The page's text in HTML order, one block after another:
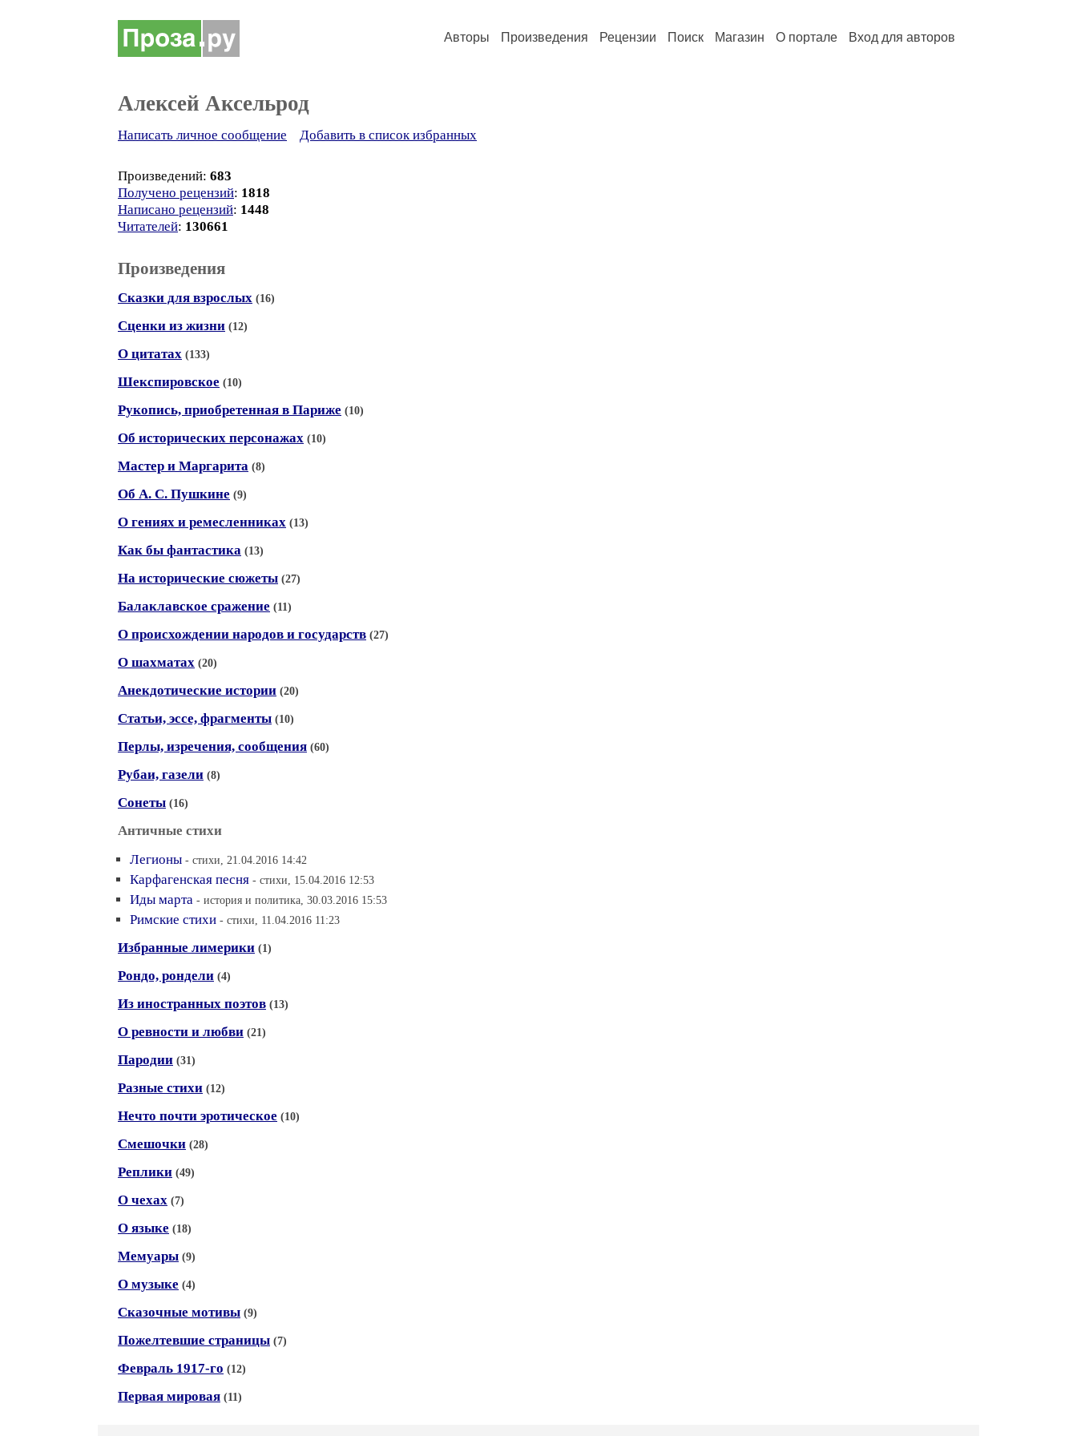
Авторы Произведения Рецензии Поиск Магазин О портале Вход для авторов
Алексей Аксельрод
Написать личное сообщение Добавить в список избранных
Произведений: 683
Получено рецензий: 1818
Написано рецензий: 1448
Читателей: 130661
Произведения
Сказки для взрослых (16)
Сценки из жизни (12)
О цитатах (133)
Шекспировское (10)
Рукопись, приобретенная в Париже (10)
Об исторических персонажах (10)
Мастер и Маргарита (8)
Об А. С. Пушкине (9)
О гениях и ремесленниках (13)
Как бы фантастика (13)
На исторические сюжеты (27)
Балаклавское сражение (11)
О происхождении народов и государств (27)
О шахматах (20)
Анекдотические истории (20)
Статьи, эссе, фрагменты (10)
Перлы, изречения, сообщения (60)
Рубаи, газели (8)
Сонеты (16)
Античные стихи
Легионы - стихи, 21.04.2016 14:42
Карфагенская песня - стихи, 15.04.2016 12:53
Иды марта - история и политика, 30.03.2016 15:53
Римские стихи - стихи, 11.04.2016 11:23
Избранные лимерики (1)
Рондо, рондели (4)
Из иностранных поэтов (13)
О ревности и любви (21)
Пародии (31)
Разные стихи (12)
Нечто почти эротическое (10)
Смешочки (28)
Реплики (49)
О чехах (7)
О языке (18)
Мемуары (9)
О музыке (4)
Сказочные мотивы (9)
Пожелтевшие страницы (7)
Февраль 1917-го (12)
Первая мировая (11)